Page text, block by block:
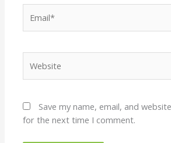
Save my name, email, and
for the next time I comment.